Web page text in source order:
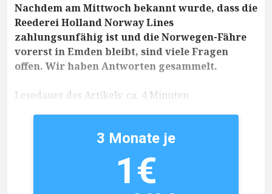
Nachdem am Mittwoch bekannt wurde, dass die
Reederei Holland Norway Lines
zahlungsunfähig ist und die Norwegen-Fähre
vorerst in Emden bleibt, sind viele Fragen
offen. Wir haben Antworten gesammelt.
Lesedauer des Artikels: ca. 4 Minuten
3 Monate je
1€